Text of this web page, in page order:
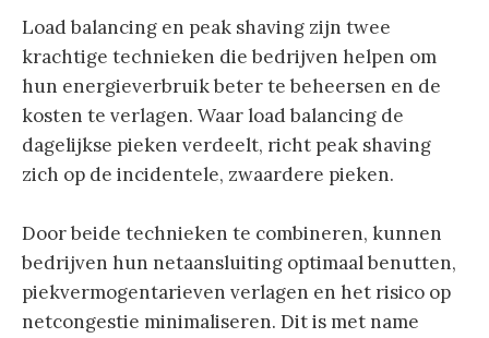
Load balancing en peak shaving zijn twee
krachtige technieken die bedrijven helpen om
hun energieverbruik beter te beheersen en de
kosten te verlagen. Waar load balancing de
dagelijkse pieken verdeelt, richt peak shaving
zich op de incidentele, zwaardere pieken.
Door beide technieken te combineren, kunnen
bedrijven hun netaansluiting optimaal benutten,
piekvermogentarieven verlagen en het risico op
netcongestie minimaliseren. Dit is met name